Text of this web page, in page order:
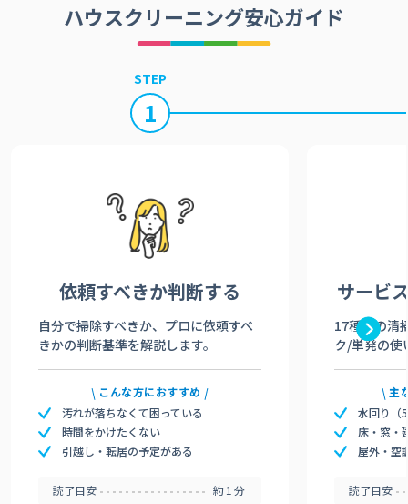
ハウスクリーニング安心ガイド
STEP
1
依頼すべきか判断する
自分で掃除すべきか、プロに依頼すべ
きかの判断基準を解説します。
こんな方におすすめ
汚れが落ちなくて困っている
時間をかけたくない
引越し・転居の予定がある
読了目安 約1分
サービ
17種類の清
ク/単発の使
主
水回り（
床・窓・
屋外・空
読了目安